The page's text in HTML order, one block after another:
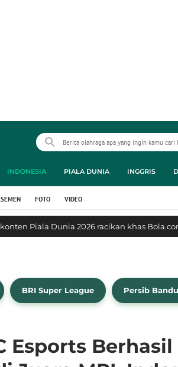
INDONESIA PIALA DUNIA INGGRIS
FOTO VIDEO
Piala Dunia 2026 racikan khas
BRI Super League Persib
Esports Berhasil